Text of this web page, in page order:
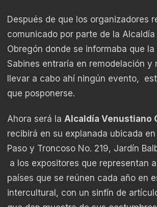
Después de que los organizadores
comunicado por parte de la
Obregón donde se informaba que la
Sabines entraría en remodelación y
llevar a cabo ahí ningún evento,
que posponerse.
Ahora será la Alcaldía Venustiano
recibirá en su explanada ubicada en
Paso y Troncoso No. 219, Jardín
a los expositores que representan
países que se reúnen cada año en
intercultural, con un sinfín de